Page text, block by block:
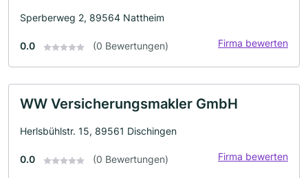
Sperberweg 2, 89564 Nattheim
0.0 (0 Bewertungen) Firma bewerten
WW Versicherungsmakler GmbH
Herlsbühlstr. 15, 89561 Dischingen
0.0 (0 Bewertungen) Firma bewerten